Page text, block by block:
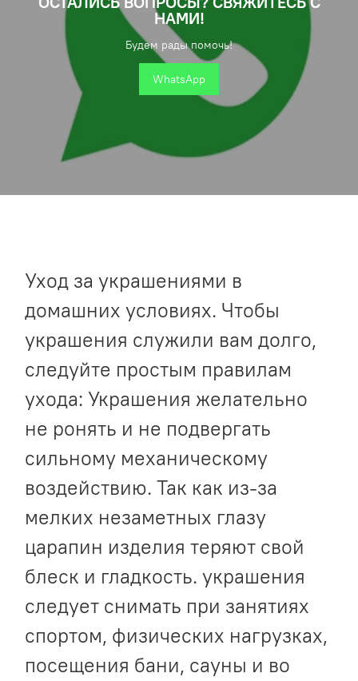
НАМИ!
Будем рады помочь!
WhatsApp
Уход за украшениями в
домашних условиях. Чтобы
украшения служили вам долго,
следуйте простым правилам
ухода: Украшения желательно
не ронять и не подвергать
сильному механическому
воздействию. Так как из-за
мелких незаметных глазу
царапин изделия теряют свой
блеск и гладкость. украшения
следует снимать при занятиях
спортом, физических нагрузках,
посещения бани, сауны и во